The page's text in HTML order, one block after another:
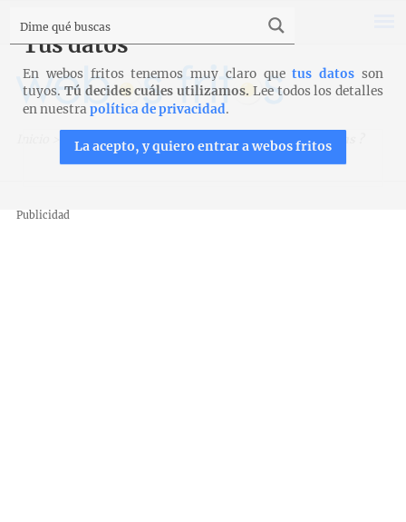
Recetas Macarons ¿Por qué adoro los macarons ?
Publicidad
Tus datos
En webos fritos tenemos muy claro quetus datos son
tuyos. Tú decides cuáles utilizamos. Lee todos los detalles
en nuestrapolítica de privacidad.
La acepto, y quiero entrar a webos fritos